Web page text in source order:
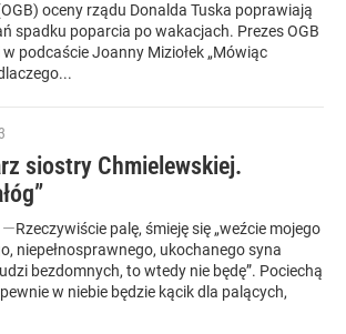
oceny rządu Donalda Tuska poprawiają
spadku poparcia po wakacjach. Prezes OGB
podcaście Joanny Miziołek „Mówiąc
siostry Chmielewskiej.
—Rzeczywiście palę, śmieję się „weźcie mojego
niepełnosprawnego, ukochanego syna
bezdomnych, to wtedy nie będę”. Pociechą
w niebie będzie kącik dla palących,